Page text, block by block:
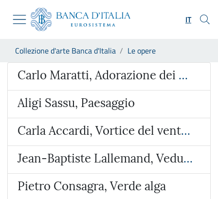
Skip to Main Content
Vai al sito istituzionale
Vai al menu di navigazione
Vai alla ricerca
Vai al footer
IT
Collezione d'arte Banca d'Italia Le opere
Opera
Carlo Maratti, Adorazione dei Magi
Aligi Sassu, Paesaggio
Carla Accardi, Vortice del vento verde
Jean-Baptiste Lallemand, Veduta ideata con l’Arco di Giano e San Giorgio al Velabro
Pietro Consagra, Verde alga